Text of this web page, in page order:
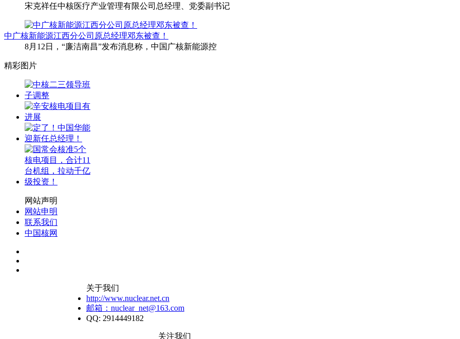
宋克祥任中核医疗产业管理有限公司总经理、党委副书记
中广核新能源江西分公司原总经理邓东被查！
8月12日，“廉洁南昌”发布消息称，中国广核新能源控
精彩图片
网站声明
网站申明
联系我们
中国核网
关于我们
http://www.nuclear.net.cn
邮箱：nuclear_net@163.com
QQ: 2914449182
关注我们